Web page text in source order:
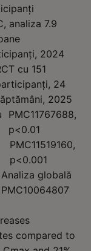
analiza 7.9
2024
cu 151
24
2025
PMC11767688,
p<0.01
PMC11519160,
p<0.001
Analiza globală
PMC10064807
compared to